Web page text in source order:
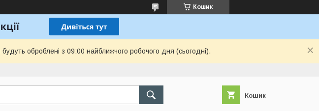
Кошик
оброблені з 09:00 найближчого робочого дня (сьогодні).
Кошик